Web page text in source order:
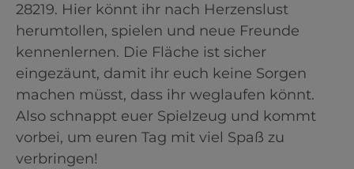
28219. Hier könnt ihr nach Herzenslust
herumtollen, spielen und neue Freunde
kennenlernen. Die Fläche ist sicher
eingezäunt, damit ihr euch keine Sorgen
machen müsst, dass ihr weglaufen könnt.
Also schnappt euer Spielzeug und kommt
vorbei, um euren Tag mit viel Spaß zu
verbringen!